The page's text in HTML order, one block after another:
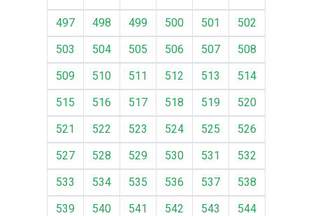
497
498 499 500 501
502
503
504 505 506 507
508
509
510 511 512 513
514
515
516 517 518 519
520
521
522 523 524 525
526
527
528 529 530 531
532
533
534 535 536 537
538
539
540 541 542 543
544